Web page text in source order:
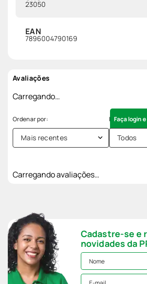
23050
EAN
7896004790169
Avaliações
Carregando…
Faça login
Mais recentes Todos
Carregando avaliações…
Cadastre-se e
novidades da